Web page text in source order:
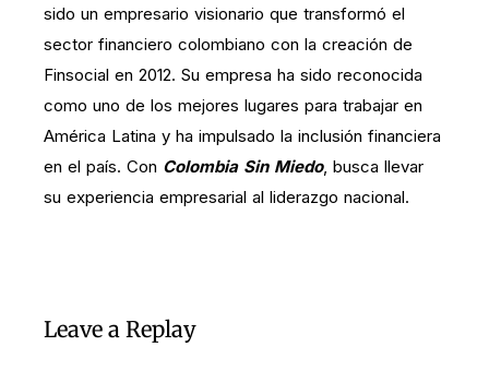
sido un empresario visionario que transformó el
sector financiero colombiano con la creación de
Finsocial en 2012. Su empresa ha sido reconocida
como uno de los mejores lugares para trabajar en
América Latina y ha impulsado la inclusión financiera
en el país. Con Colombia Sin Miedo, busca llevar
su experiencia empresarial al liderazgo nacional.
Leave a Replay